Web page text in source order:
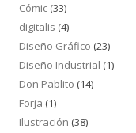
Cómic (33)
digitalis (4)
Diseño Gráfico (23)
Diseño Industrial (1)
Don Pablito (14)
Forja (1)
Ilustración (38)